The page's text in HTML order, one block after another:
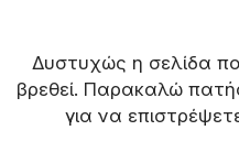
Δυστυχώς η σελίδα
βρεθεί. Παρακαλώ
για να